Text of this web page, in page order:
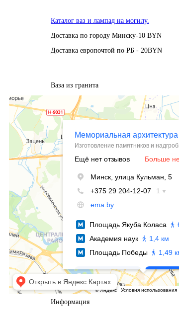
Каталог ваз и лампад на могилу.
Доставка по городу Минску-10 BYN
Доставка европочтой по РБ - 20BYN
Ваза из гранита
Информация